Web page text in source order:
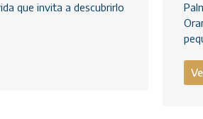
que invita a descubrirlo